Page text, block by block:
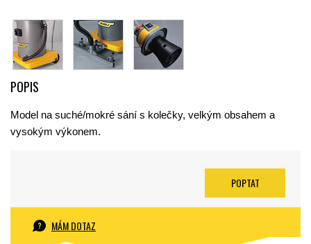
POPIS
Model na suché/mokré sání s kolečky, velkým obsahem a
vysokým výkonem.
POPTAT
MÁM DOTAZ